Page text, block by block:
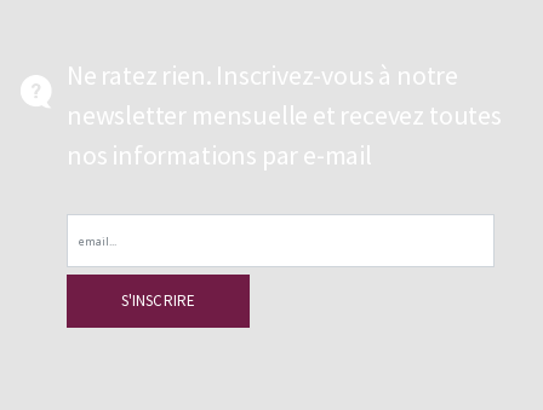
Ne ratez rien. Inscrivez-vous à notre
newsletter mensuelle et recevez toutes
nos informations par e-mail